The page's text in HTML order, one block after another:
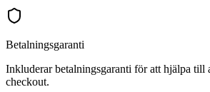
Betalningsgaranti
Inkluderar betalningsgaranti för att hjälpa till
checkout.